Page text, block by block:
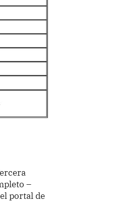
–
portal de